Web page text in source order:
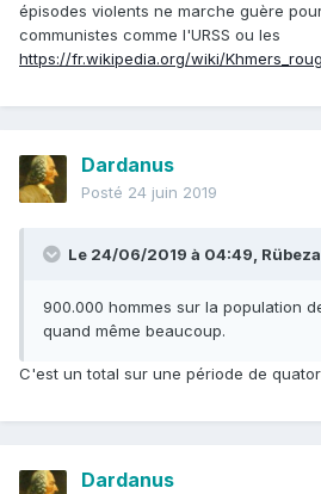
épisodes violents ne marche guère
communistes comme l'URSS ou les
https://fr.wikipedia.org/wiki/
Dardanus
Posté 24 juin 2019
Le 24/06/2019 à 04:49,
900.000 hommes sur la population
quand même beaucoup.
C'est un total sur une période de
Dardanus